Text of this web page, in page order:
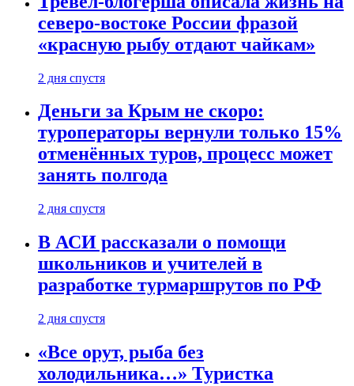
северо-востоке России фразой
«красную рыбу отдают чайкам»
2 дня спустя
Деньги за Крым не скоро:
туроператоры вернули только 15%
отменённых туров, процесс может
занять полгода
2 дня спустя
В АСИ рассказали о помощи
школьников и учителей в
разработке турмаршрутов по РФ
2 дня спустя
«Все орут, рыба без
холодильника…» Туристка